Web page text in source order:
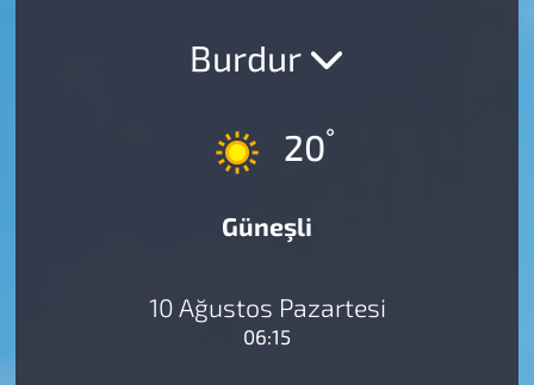
Burdur
20°
Güneşli
10 Ağustos Pazartesi
06:15